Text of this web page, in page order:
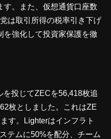
す。また、仮想通貨口座数
は取引所得の税率引き下げ
を強化して投資家保護を徹
投じてZECを56,418枚追
枚としました。これはZE
す。Lighterはインフラト
テムに50%を配分、チーム